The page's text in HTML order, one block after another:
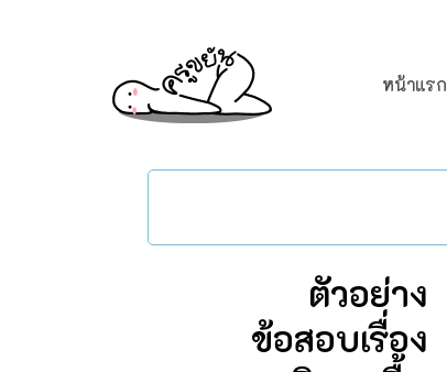
หน้าแรก
ตัวอย่าง
ข้อสอบเรื่อง